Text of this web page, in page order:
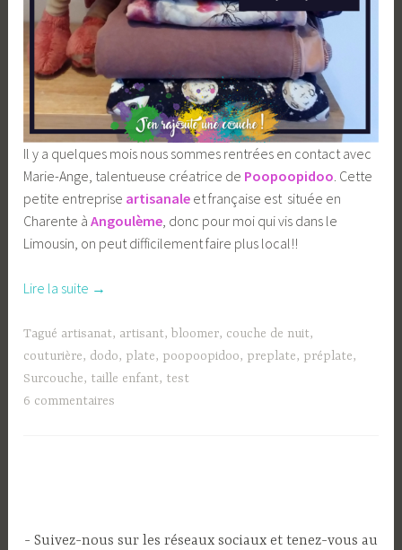
Il y a quelques mois nous sommes rentrées en contact avec
Marie-Ange, talentueuse créatrice de Poopoopidoo . Cette
petite entreprise artisanale et française est située en
Charente àAngoulème , donc pour moi qui vis dans le
Limousin, on peut difficilement faire plus local!!
Lire la suite « Le
bloomer
évolutif,
les
plates
→
Tagué artisanat, artisant, bloomer, couche de nuit,
couturière, dodo, plate, poopoopidoo, preplate, préplate,
Surcouche, taille enfant, test
6 commentaires
Suivez-nous sur les réseaux sociaux et tenez-vous au